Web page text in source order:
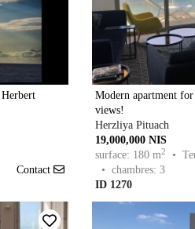
Contact
Modern apartment
views!
Herzliya Pituach
19,000,000 NIS
surface: 180 m2
•
• chambres: 3
ID 1270